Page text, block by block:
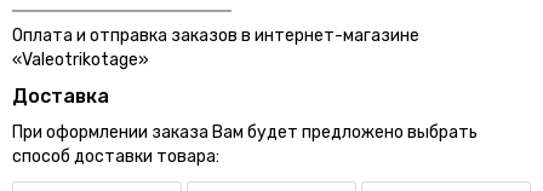
Оплата и отправка заказов в интернет-магазине
«Valeotrikotage»
Доставка
При оформлении заказа Вам будет предложено выбрать
способ доставки товара: